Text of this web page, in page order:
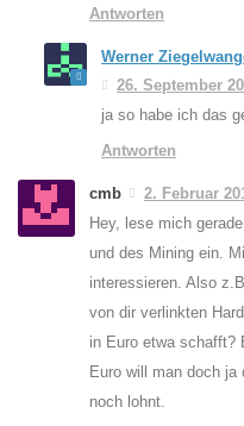
Antworten
Werner
26. September
ja so habe ich das
Antworten
cmb
2. Februar
Hey, lese mich
und des Mining ein.
interessieren. Also
von dir verlinkten
in Euro etwa schafft?
Euro will man doch
noch lohnt.